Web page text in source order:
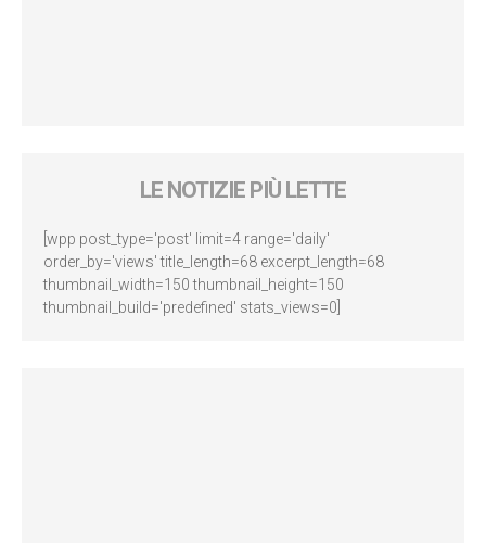
LE NOTIZIE PIÙ LETTE
[wpp post_type='post' limit=4 range='daily'
order_by='views' title_length=68 excerpt_length=68
thumbnail_width=150 thumbnail_height=150
thumbnail_build='predefined' stats_views=0]